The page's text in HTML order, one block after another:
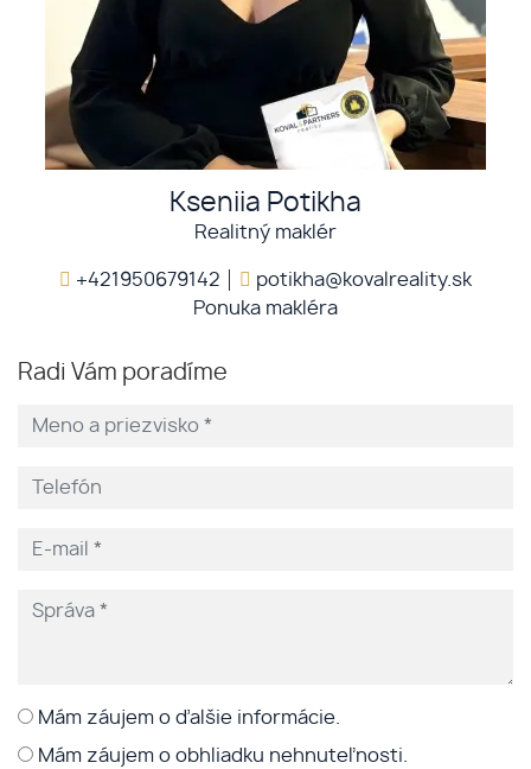
Kseniia Potikha
Realitný maklér
+421950679142
potikha@kovalreality.sk
Ponuka makléra
Radi Vám poradíme
Mám záujem o ďalšie informácie.
Mám záujem o obhliadku nehnuteľnosti.